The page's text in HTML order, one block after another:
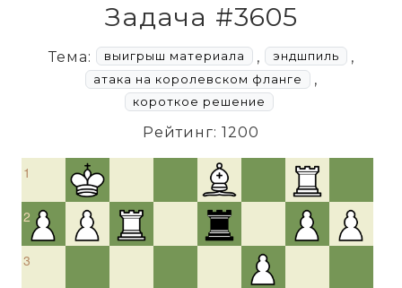
Задача #3605
Тема: выигрыш материала , эндшпиль ,
атака на королевском фланге ,
короткое решение
Рейтинг: 1200
1
2
3